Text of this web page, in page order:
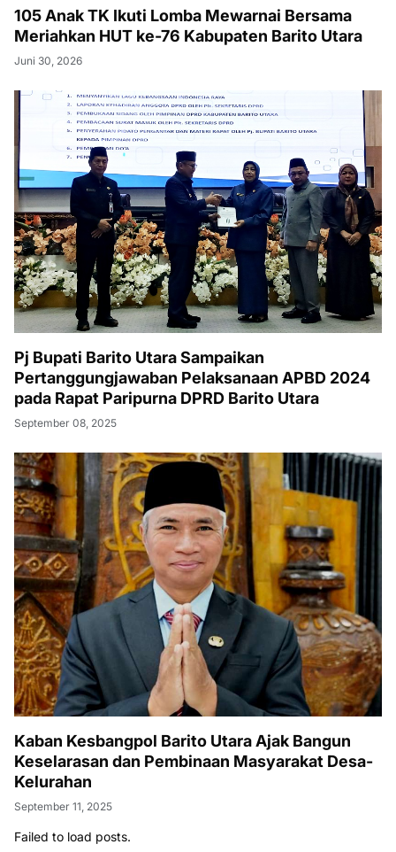
105 Anak TK Ikuti Lomba Mewarnai Bersama
Meriahkan HUT ke-76 Kabupaten Barito Utara
Juni 30, 2026
Pj Bupati Barito Utara Sampaikan
Pertanggungjawaban Pelaksanaan APBD 2024
pada Rapat Paripurna DPRD Barito Utara
September 08, 2025
Kaban Kesbangpol Barito Utara Ajak Bangun
Keselarasan dan Pembinaan Masyarakat Desa-
Kelurahan
September 11, 2025
Failed to load posts.